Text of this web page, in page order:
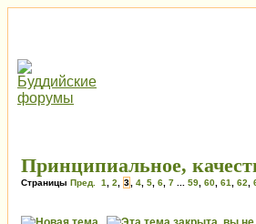
Принципиальное,
Страницы Пред. 1 2 3 4 5 6 7 59 60 61 62